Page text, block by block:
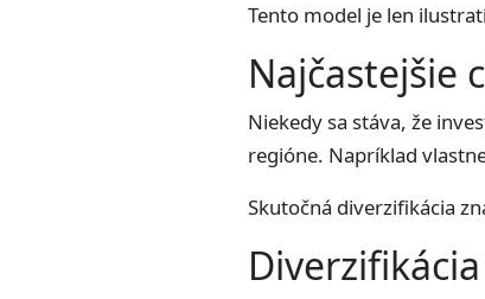
Tento model je len
Najčastejšie
Niekedy sa stáva, že
regióne. Napríklad
Skutočná diverzifikácia